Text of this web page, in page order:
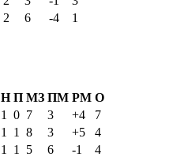
2 6 -4
1
Н П МЗ ПМ РМ О
1 0 7 3 +4
7
1 1 8 3 +5
4
1 1 5 6 -1
4